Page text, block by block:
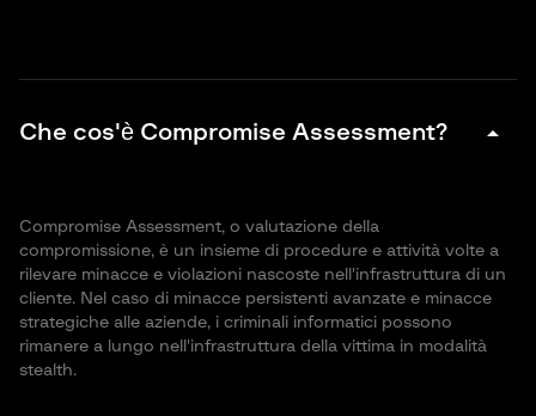
Che cos'è Compromise Assessment? arrow_drop_down
Compromise Assessment, o valutazione della
compromissione, è un insieme di procedure e attività volte a
rilevare minacce e violazioni nascoste nell'infrastruttura di un
cliente. Nel caso di minacce persistenti avanzate e minacce
strategiche alle aziende, i criminali informatici possono
rimanere a lungo nell'infrastruttura della vittima in modalità
stealth.